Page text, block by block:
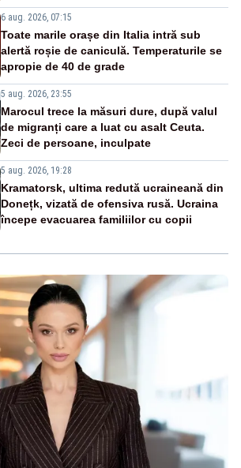
6 aug. 2026, 07:15
Toate marile orașe din Italia intră sub
alertă roșie de caniculă. Temperaturile se
apropie de 40 de grade
5 aug. 2026, 23:55
Marocul trece la măsuri dure, după valul
de migranți care a luat cu asalt Ceuta.
Zeci de persoane, inculpate
5 aug. 2026, 19:28
Kramatorsk, ultima redută ucraineană din
Donețk, vizată de ofensiva rusă. Ucraina
începe evacuarea familiilor cu copii